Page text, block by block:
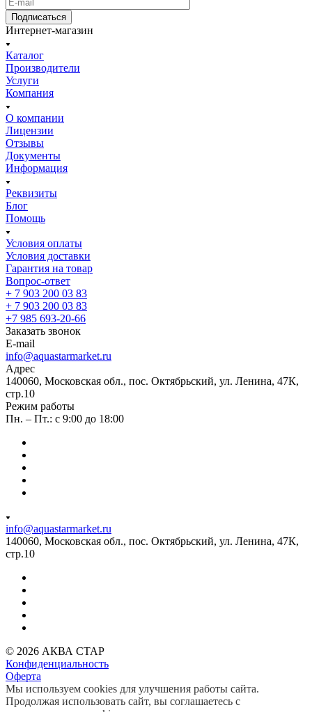
Подписаться
Интернет-магазин
Каталог
Производители
Услуги
Компания
О компании
Лицензии
Отзывы
Документы
Информация
Реквизиты
Блог
Помощь
Условия оплаты
Условия доставки
Гарантия на товар
Вопрос-ответ
+ 7 903 200 03 83
+ 7 903 200 03 83
+7 985 693-20-66
Заказать звонок
E-mail
info@aquastarmarket.ru
Адрес
140060, Московская обл., пос. Октябрьский, ул. Ленина, 47К,
стр.10
Режим работы
Пн. – Пт.: с 9:00 до 18:00
info@aquastarmarket.ru
140060, Московская обл., пос. Октябрьский, ул. Ленина, 47К,
стр.10
© 2026 АКВА СТАР
Конфиденциальность
Оферта
Мы используем cookies для улучшения работы сайта.
Продолжая использовать сайт, вы соглашаетесь с